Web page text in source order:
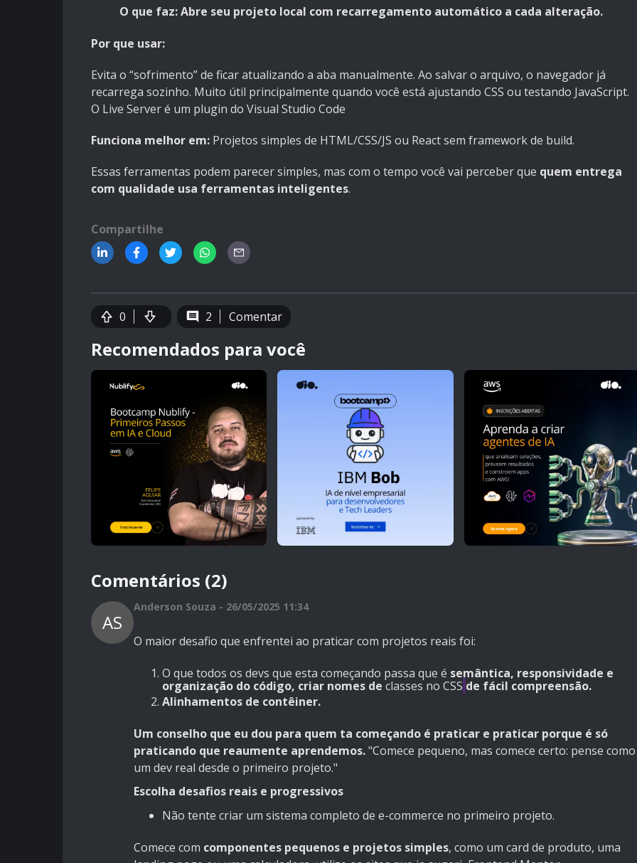
O que faz:Abre seu projeto local com recarregamento automático a cada alteração.
Por que usar:
Evita o “sofrimento” de ficar atualizando a aba manualmente. Ao salvar o arquivo, o navegador já
recarrega sozinho. Muito útil principalmente quando você está ajustando CSS ou testando JavaScript.
O Live Server é um plugin do Visual Studio Code
Funciona melhor em: Projetos simples de HTML/CSS/JS ou React sem framework de build.
Essas ferramentas podem parecer simples, mas com o tempo você vai perceber que quem entrega
com qualidade usa ferramentas inteligentes.
Compartilhe
0 2 Comentar
Recomendados para você
Comentários (2)
AS
Anderson Souza - 26/05/2025 11:34
O maior desafio que enfrentei ao praticar com projetos reais foi:
O que todos os devs que esta começando passa que é semântica, responsividade e
organização do código, criar nomes de classes no CSS de fácil compreensão.
Alinhamentos de contêiner.
Um conselho que eu dou para quem ta começando é praticar e praticar porque é só
praticando que reaumente aprendemos."Comece pequeno, mas comece certo: pense como
um dev real desde o primeiro projeto."
Escolha desafios reais e progressivos
Não tente criar um sistema completo de e-commerce no primeiro projeto.
Comece com componentes pequenos e projetos simples, como um card de produto, uma